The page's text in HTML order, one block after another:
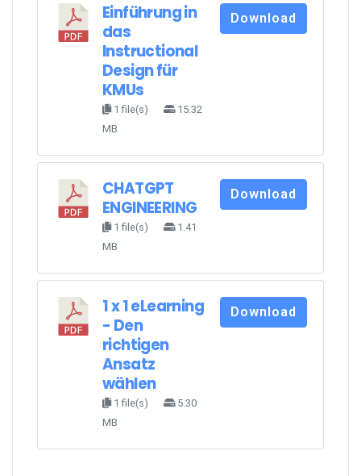
Einführung in
das
Instructional
Design für
KMUs
1 file(s)
15.32
MB
Download
CHATGPT
ENGINEERING
1 file(s)
1.41
MB
Download
1 x 1 eLearning
- Den
richtigen
Ansatz
wählen
1 file(s)
5.30
MB
Download